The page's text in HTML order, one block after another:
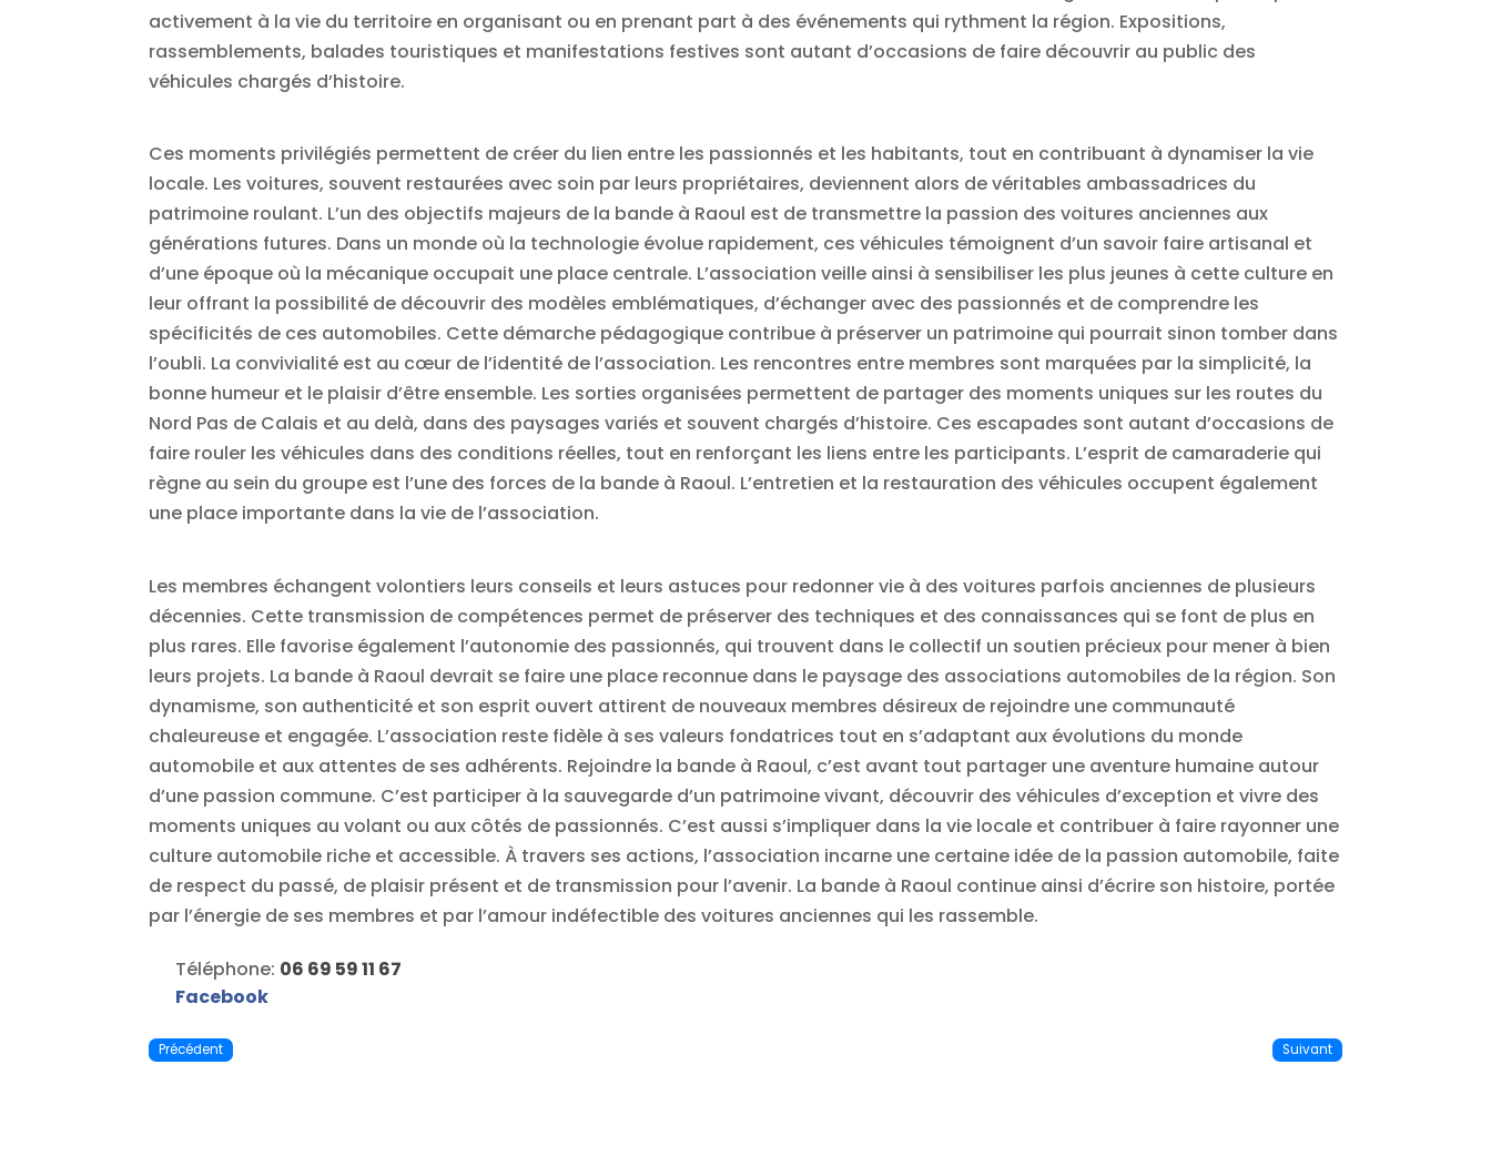
activement à la vie du territoire en organisant ou en prenant part à des événements qui rythment la région. Expositions,
rassemblements, balades touristiques et manifestations festives sont autant d’occasions de faire découvrir au public des
véhicules chargés d’histoire.
Ces moments privilégiés permettent de créer du lien entre les passionnés et les habitants, tout en contribuant à dynamiser la vie
locale. Les voitures, souvent restaurées avec soin par leurs propriétaires, deviennent alors de véritables ambassadrices du
patrimoine roulant. L’un des objectifs majeurs de la bande à Raoul est de transmettre la passion des voitures anciennes aux
générations futures. Dans un monde où la technologie évolue rapidement, ces véhicules témoignent d’un savoir faire artisanal et
d’une époque où la mécanique occupait une place centrale. L’association veille ainsi à sensibiliser les plus jeunes à cette culture en
leur offrant la possibilité de découvrir des modèles emblématiques, d’échanger avec des passionnés et de comprendre les
spécificités de ces automobiles. Cette démarche pédagogique contribue à préserver un patrimoine qui pourrait sinon tomber dans
l’oubli. La convivialité est au cœur de l’identité de l’association. Les rencontres entre membres sont marquées par la simplicité, la
bonne humeur et le plaisir d’être ensemble. Les sorties organisées permettent de partager des moments uniques sur les routes du
Nord Pas de Calais et au delà, dans des paysages variés et souvent chargés d’histoire. Ces escapades sont autant d’occasions de
faire rouler les véhicules dans des conditions réelles, tout en renforçant les liens entre les participants. L’esprit de camaraderie qui
règne au sein du groupe est l’une des forces de la bande à Raoul. L’entretien et la restauration des véhicules occupent également
une place importante dans la vie de l’association.
Les membres échangent volontiers leurs conseils et leurs astuces pour redonner vie à des voitures parfois anciennes de plusieurs
décennies. Cette transmission de compétences permet de préserver des techniques et des connaissances qui se font de plus en
plus rares. Elle favorise également l’autonomie des passionnés, qui trouvent dans le collectif un soutien précieux pour mener à bien
leurs projets. La bande à Raoul devrait se faire une place reconnue dans le paysage des associations automobiles de la région. Son
dynamisme, son authenticité et son esprit ouvert attirent de nouveaux membres désireux de rejoindre une communauté
chaleureuse et engagée. L’association reste fidèle à ses valeurs fondatrices tout en s’adaptant aux évolutions du monde
automobile et aux attentes de ses adhérents. Rejoindre la bande à Raoul, c’est avant tout partager une aventure humaine autour
d’une passion commune. C’est participer à la sauvegarde d’un patrimoine vivant, découvrir des véhicules d’exception et vivre des
moments uniques au volant ou aux côtés de passionnés. C’est aussi s’impliquer dans la vie locale et contribuer à faire rayonner une
culture automobile riche et accessible. À travers ses actions, l’association incarne une certaine idée de la passion automobile, faite
de respect du passé, de plaisir présent et de transmission pour l’avenir. La bande à Raoul continue ainsi d’écrire son histoire, portée
par l’énergie de ses membres et par l’amour indéfectible des voitures anciennes qui les rassemble.
Téléphone: 06 69 59 11 67
Facebook
Précédent Suivant